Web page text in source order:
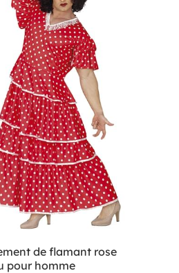
de flamant rose
pour homme